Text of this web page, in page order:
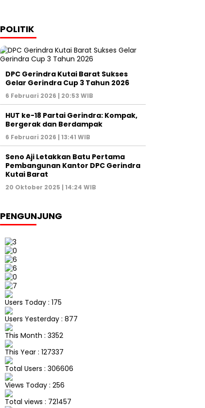
POLITIK
DPC Gerindra Kutai Barat Sukses
Gelar Gerindra Cup 3 Tahun 2026
6 Februari 2026 | 20:53 WIB
HUT ke-18 Partai Gerindra: Kompak,
Bergerak dan Berdampak
6 Februari 2026 | 13:41 WIB
Seno Aji Letakkan Batu Pertama
Pembangunan Kantor DPC Gerindra
Kutai Barat
20 Oktober 2025 | 14:24 WIB
PENGUNJUNG
Users Today : 175
Users Yesterday : 877
This Month : 3352
This Year : 127337
Total Users : 306606
Views Today : 256
Total views : 721457